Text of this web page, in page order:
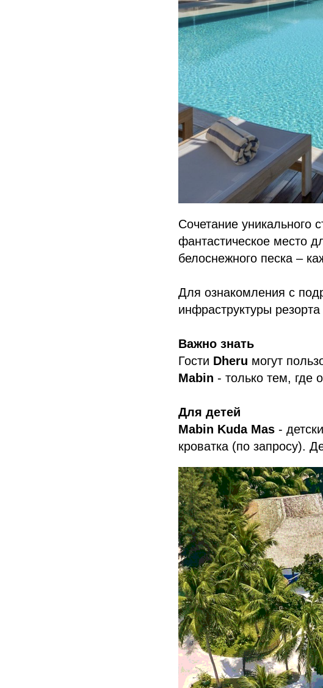
Сочетание уникального
фантастическое место
белоснежного песка –
Для ознакомления с
инфраструктуры
Важно знать
Гости Dheru могут
Mabin - только тем, где
Для детей
Mabin Kuda Mas -
кроватка (по запросу).